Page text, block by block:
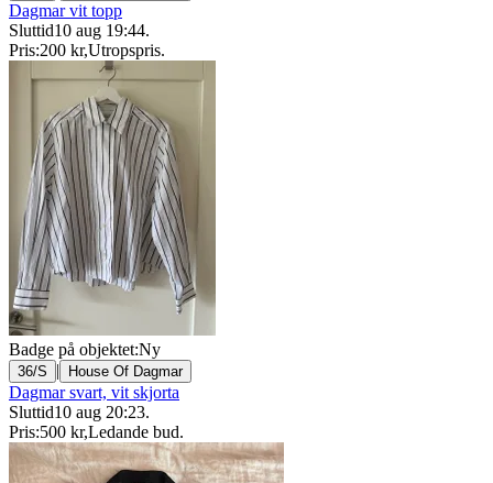
Dagmar vit topp
Sluttid10 aug 19:44.
Pris:200 kr,Utropspris.
Badge på objektet:Ny
36/S | House Of Dagmar
Dagmar svart, vit skjorta
Sluttid10 aug 20:23.
Pris:500 kr,Ledande bud.